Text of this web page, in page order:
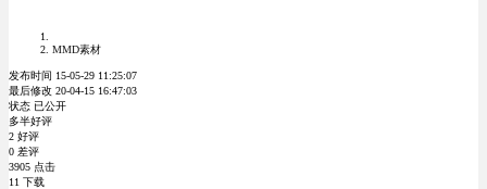
MMD素材
发布时间 15-05-29 11:25:07
最后修改 20-04-15 16:47:03
状态 已公开
多半好评
2 好评
0 差评
3905 点击
11 下载